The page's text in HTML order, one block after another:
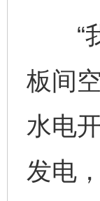
“我
板间
水电
发电